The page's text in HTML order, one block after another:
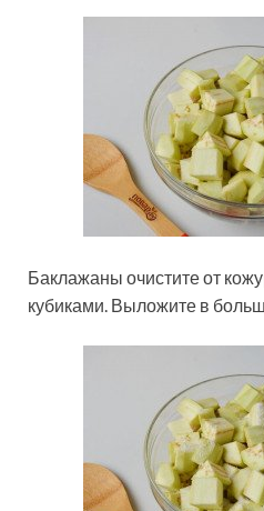
Баклажаны очистите от
кубиками. Выложите в